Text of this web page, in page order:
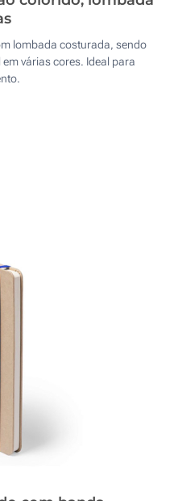
lombada costurada, sendo
várias cores. Ideal para